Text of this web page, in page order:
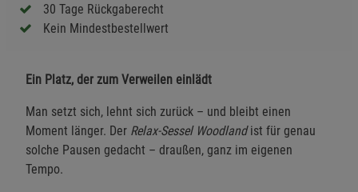
30 Tage Rückgaberecht
Kein Mindestbestellwert
Ein Platz, der zum Verweilen einlädt
Man setzt sich, lehnt sich zurück – und bleibt einen
Moment länger. Der Relax-Sessel Woodlandist für genau
solche Pausen gedacht – draußen, ganz im eigenen
Tempo.